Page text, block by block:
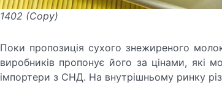
1402 (Copy)
Поки пропозиція сухого знежиреного
виробників пропонує його за цінами, які
імпортери з СНД. На внутрішньому ринку